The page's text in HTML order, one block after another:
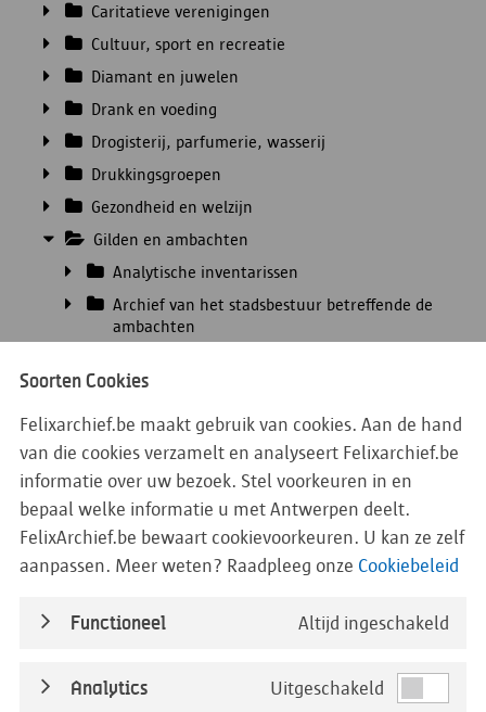
Caritatieve verenigingen
Cultuur, sport en recreatie
Diamant en juwelen
Drank en voeding
Drogisterij, parfumerie, wasserij
Drukkingsgroepen
Gezondheid en welzijn
Gilden en ambachten
Analytische inventarissen
Archief van het stadsbestuur betreffende de
ambachten
Archieven van de geprivilegieerde ambachten
Archieven van de niet-geprivilegieerde
beroepsgroepen
Archieven van de gewapende gilden of de
gezworen gilden
Archief van de Burgerlijke Wacht.
Archief Sint-Lucasgilde en Archief Koninklijke
Concordantielijst oude/nieuwe inventaris
1. Voorrechten, verorderingen en
Soorten Cookies
Felixarchief.be maakt gebruik van cookies. Aan de hand
van die cookies verzamelt en analyseert Felixarchief.be
informatie over uw bezoek. Stel voorkeuren in en
bepaal welke informatie u met Antwerpen deelt.
FelixArchief.be bewaart cookievoorkeuren. U kan ze zelf
aanpassen. Meer weten? Raadpleeg onze Cookiebeleid
Functioneel Altijd ingeschakeld
Analytics Uitgeschakeld